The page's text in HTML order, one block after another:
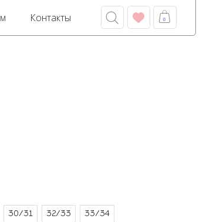
30/31 32/33 33/34